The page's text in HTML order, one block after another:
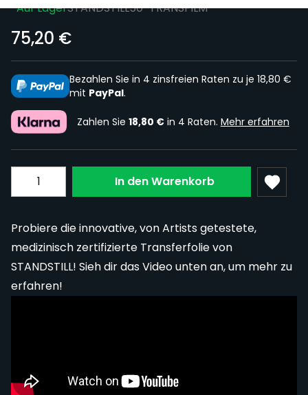
Auf LagerSTANDSTILL50-TRANSFILM
75,20 €
Bezahlen Sie in 4 zinsfreien Raten zu je 18,80 €
mit PayPal.
Zahlen Sie 18,80 €in 4 Raten. Mehr erfahren
Menge In den Warenkorb
Probiere die innovative, von Artists getestete,
medizinisch zertifizierte Transferfolie von
STANDSTILL! Sieh dir das Video unten an, um mehr zu
erfahren!